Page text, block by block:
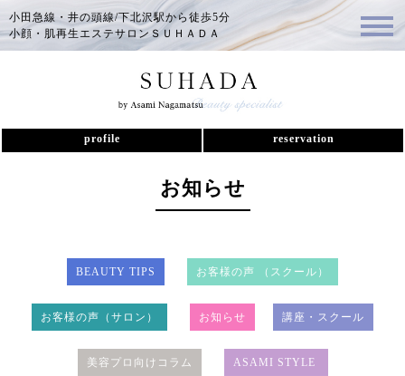
小田急線・井の頭線/下北沢駅から徒歩5分
小顔・肌再生エステサロンＳＵＨＡＤＡ
profile reservation
お知らせ
BEAUTY TIPS お客様の声 （スクール）
お客様の声（サロン） お知らせ 講座・スクール
美容プロ向けコラム ASAMI STYLE